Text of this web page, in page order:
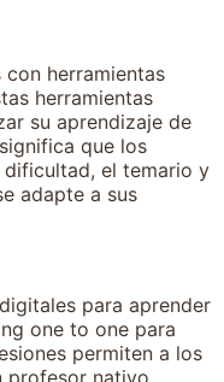
herramientas
herramientas
su aprendizaje de
que los
dificultad, el temario y
adapte a sus
para aprender
one to one para
permiten a los
profesor nativo